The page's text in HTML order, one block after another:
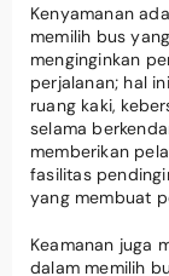
Kenyamanan
memilih bus
menginginkan
perjalanan; hal
ruang kaki,
selama
memberikan
fasilitas
yang membuat
Keamanan juga
dalam memilih